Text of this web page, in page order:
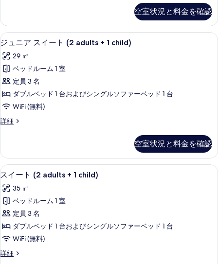
る
View,
2
adults
+
child)
の
す
べ
写
真
を
表
示
す
る
ス
ル
ー
(Mont
Blanc
2
adults
child)
空室状況と料金を確認
ジ
ュ
ニ
ア
ス
イ
ー
ト
+
1
child)
の
す
べ
て
の
写
ミニバー、セーフティボックス (室内
4
ジュニア スイート (2 adults + 1 child)
29 ㎡
ベッドルーム 1 室
定員 3 名
ダブルベッド 1 台およびシングルソファーベッド 1 台
WiFi (無料)
詳細
ジ
ス
イ
ー
(2
adults
child)
の
詳
細
空室状況と料金を確認
ス
イ
ー
ト
(2
adults
+
1
4
スイート (2 adults + 1 child)
35 ㎡
ベッドルーム 1 室
定員 3 名
ダブルベッド 1 台およびシングルソファーベッド 1 台
WiFi (無料)
詳細
ス